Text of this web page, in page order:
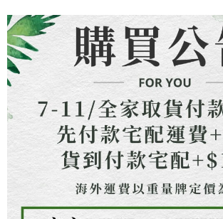
資料（包含姓名、電話或地址）提供予台灣大哥大進
由本公司與您本人進行分期帳單所需資料之確認、核對
3.完整用戶服務條款，請詳閱以下連結： https://
是否繳費成功／繳費後需取消欲退款等相關疑問，請
客戶支援中心」
https://netprotections.freshdesk.com/
【注意事項】
１．透過由恩沛科技股份有限公司提供之「AFTEE先
易，需依本服務之必要範圍內提供個人資料，並將交
權轉讓予恩沛科技股份有限公司。
２．關於個人資料處理事宜，請瀏覽以下網址：
https://aftee.tw/terms/#terms3
３．未成年的使用者請事先徵得法定代理人或監護人之
「AFTEE先享後付」，若未經同意申辦者引起之損失
任。
４．使用「AFTEE先享後付」時，將依據個別帳號之
時審查核予不同之上限額度；若仍有額度不足之情形
５．嚴禁一人註冊多個帳號或使用他人資訊註冊。若
貨到付款
每筆NT$130，滿NT$1,500(含以上)免運費
海外配送